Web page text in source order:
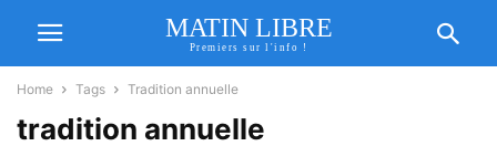
MATIN LIBRE
Premiers sur l'info !
Home Tags Tradition annuelle
tradition annuelle